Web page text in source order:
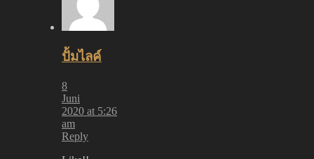
ปั้มไลค์
8
Juni
2020 at 5:26
am
Reply